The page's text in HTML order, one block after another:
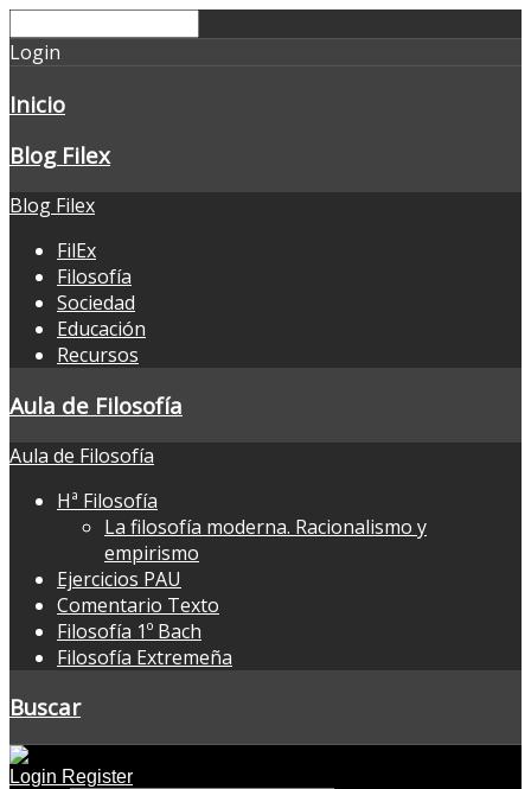
Login
Inicio
Blog Filex
Blog Filex
FilEx
Filosofía
Sociedad
Educación
Recursos
Aula de Filosofía
Aula de Filosofía
Hª Filosofía
La filosofía moderna. Racionalismo y
empirismo
Ejercicios PAU
Comentario Texto
Filosofía 1º Bach
Filosofía Extremeña
Buscar
Login Register